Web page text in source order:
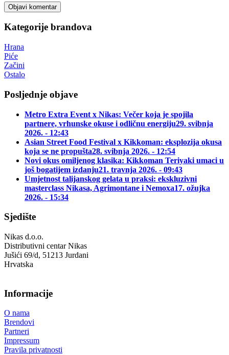
Kategorije brandova
Hrana
Piće
Začini
Ostalo
Posljednje objave
Metro Extra Event x Nikas: Večer koja je spojila
partnere, vrhunske okuse i odličnu energiju29. svibnja
2026. - 12:43
Asian Street Food Festival x Kikkoman: eksplozija okusa
koja se ne propušta28. svibnja 2026. - 12:54
Novi okus omiljenog klasika: Kikkoman Teriyaki umaci u
još bogatijem izdanju21. travnja 2026. - 09:43
Umjetnost talijanskog gelata u praksi: ekskluzivni
masterclass Nikasa, Agrimontane i Nemoxa17. ožujka
2026. - 15:34
Sjedište
Nikas d.o.o.
Distributivni centar Nikas
Jušići 69/d, 51213 Jurdani
Hrvatska
Informacije
O nama
Brendovi
Partneri
Impressum
Pravila privatnosti